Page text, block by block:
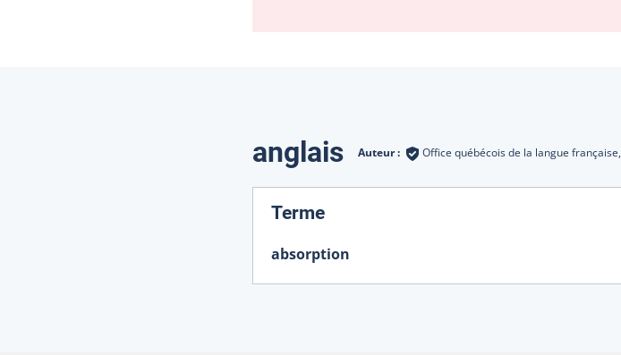
Traductions
anglais Auteur : Office québécois de la langue française,
Terme:
absorption